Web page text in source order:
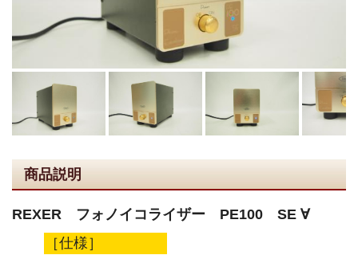
商品説明
REXER フォノイコライザー PE100 SE ∀
［仕様］